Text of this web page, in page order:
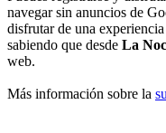
navegar sin anuncios de
disfrutar de una
sabiendo que desde La
web.
Más información sobre la